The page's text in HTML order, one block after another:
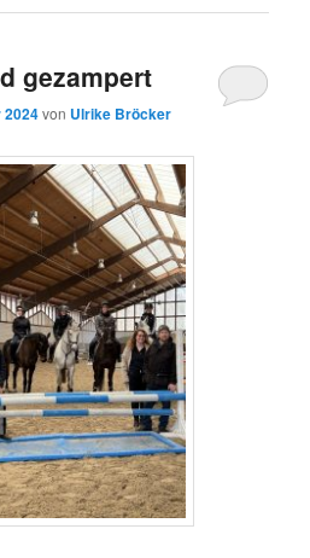
gezampert
2024von Ulrike Bröcker